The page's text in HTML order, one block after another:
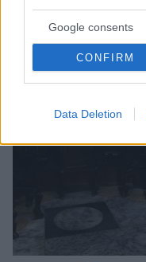
Google consents
CONFIRM
Data Deletion